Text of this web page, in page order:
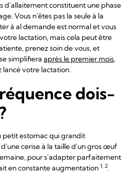
d'allaitement constituent une phase
Vous n'êtes pas la seule à la
à al demande est normal et vous
lactation, mais cela peut être
prenez soin de vous, et
simplifiera après le premier mois,
lancé votre lactation.
dois-
estomac qui grandit
cerise à la taille d'un gros œuf
pour s'adapter parfaitement
en constante augmentation 1, 2.